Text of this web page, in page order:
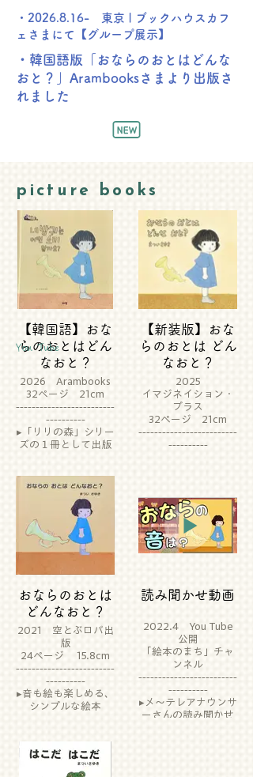
​・2026.8.16- 東京 | ブックハウスカフ
ェさまにて【グループ展示】
・韓国語版​「おならのおとはどんな
おと？」Arambooksさまより出版さ
れました
picture books
【韓国語】おな
らのおとはどん
なおと？
2026 Arambooks
32ページ 21cm
-------------------------
----------
▸「リリの森」シリー
ズの１冊として出版
【新装版】おな
らのおとは どん
なおと？
2025
イマジネイション・
プラス
32ページ 21cm
-------------------------
----------
おならのおとは
どんなおと？
2021 空とぶロバ出
版
24ページ 15.8cm
-------------------------
----------
▸音も絵も楽しめる、
シンプルな絵本
読み聞かせ動画
2022.4 You Tube
公開
「絵本のまち」チャ
ンネル
-------------------------
----------
▸メ～テレアナウンサ
ーさんの読み聞かせ
You Tube